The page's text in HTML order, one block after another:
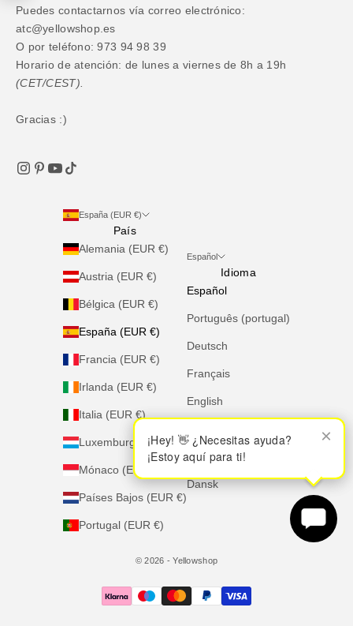
Puedes contactarnos vía correo electrónico:
atc@yellowshop.es
O por teléfono: 973 94 98 39
Horario de atención: de lunes a viernes de 8h a 19h
(CET/CEST).
Gracias :)
España (EUR €)
País
Alemania (EUR €)
Austria (EUR €)
Bélgica (EUR €)
España (EUR €)
Francia (EUR €)
Irlanda (EUR €)
Italia (EUR €)
Luxemburgo (EUR €)
Mónaco (EUR €)
Países Bajos (EUR €)
Portugal (EUR €)
Español
Idioma
Español
Português (portugal)
Deutsch
Français
English
Nederlands
Dansk
© 2026 - Yellowshop
¡Hey! 👋 ¿Necesitas ayuda?
¡Estoy aquí para ti!
×
¡Hey! 👋 ¿Necesitas ayuda?
¡Estoy aquí para ti!
×